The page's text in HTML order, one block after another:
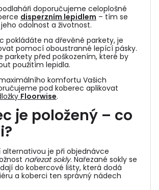
doporučujeme celoplošné
disperzním lepidlem – tím se
odolnost a životnost.
pokládáte na dřevěné parkety, je
pomocí oboustranné lepící pásky.
parkety před poškozením, které by
použitím lepidla.
komfortu Vašich
pod koberec aplikovat
Floorwise.
je položený – co
alternativou je při objednávce
nařezat sokly. Nařezané sokly se
do kobercové lišty, která dodá
a koberci ten správný nádech